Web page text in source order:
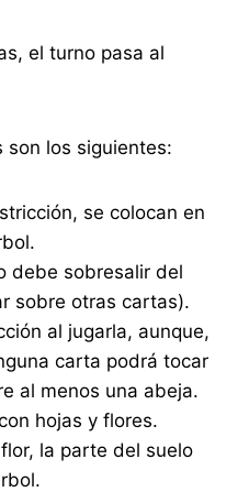
el turno pasa al
son los siguientes:
se colocan en
debe sobresalir del
sobre otras cartas).
al jugarla, aunque,
carta podrá tocar
al menos una abeja.
hojas y flores.
la parte del suelo